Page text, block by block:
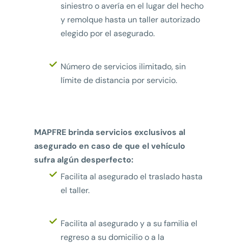
siniestro o avería en el lugar del hecho
y remolque hasta un taller autorizado
elegido por el asegurado.
Número de servicios ilimitado, sin
límite de distancia por servicio.
MAPFRE brinda servicios exclusivos al
asegurado en caso de que el vehículo
sufra algún desperfecto:
Facilita al asegurado el traslado hasta
el taller.
Facilita al asegurado y a su familia el
regreso a su domicilio o a la